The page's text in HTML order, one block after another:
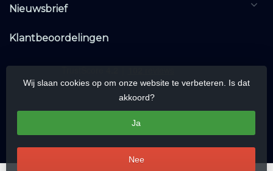
Nieuwsbrief
Klantbeoordelingen
Wij slaan cookies op om onze website te verbeteren. Is dat
akkoord?
Ja
Nee